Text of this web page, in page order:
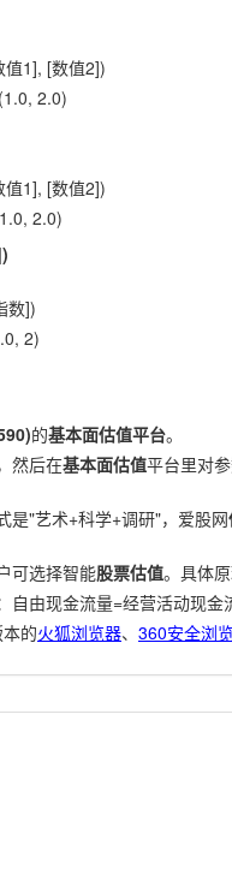
1], [数值2])
2.0)
1], [数值2])
2.0)
数])
2)
的基本面估值平台。
然后在基本面估值平台里对
是"艺术+科学+调研"，爱股网
可选择智能股票估值。具体
自由现金流量=经营活动现金
的火狐浏览器、 360安全浏